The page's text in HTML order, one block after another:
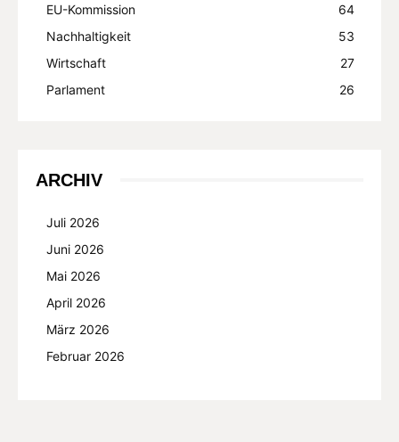
EU-Kommission
64
Nachhaltigkeit
53
Wirtschaft
27
Parlament
26
ARCHIV
Juli 2026
Juni 2026
Mai 2026
April 2026
März 2026
Februar 2026